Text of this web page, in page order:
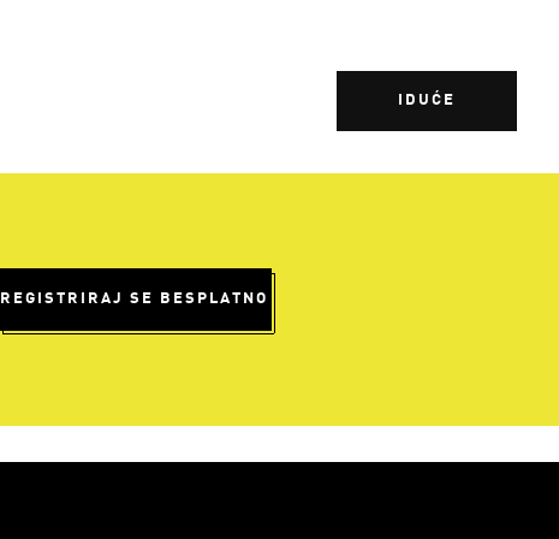
IDUĆE
REGISTRIRAJ SE BESPLATNO